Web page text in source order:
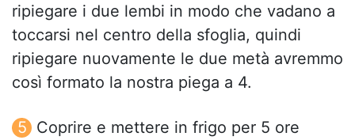
ripiegare i due lembi in modo che vadano a
toccarsi nel centro della sfoglia, quindi
ripiegare nuovamente le due metà avremmo
così formato la nostra piega a 4.
Coprire e mettere in frigo per 5 ore